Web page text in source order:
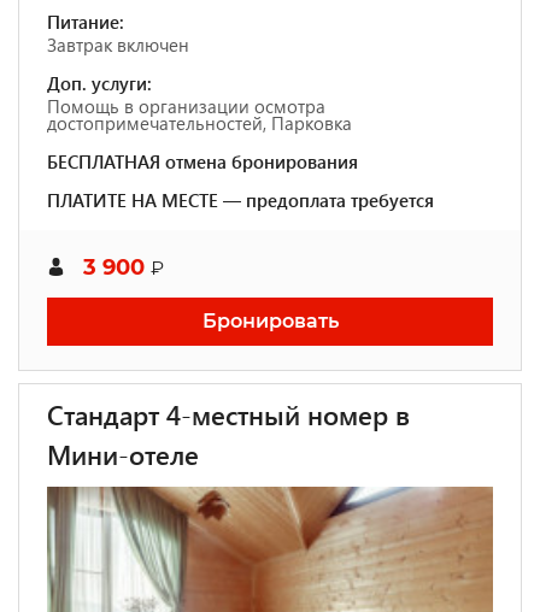
Питание:
Завтрак включен
Доп. услуги:
Помощь в организации осмотра
достопримечательностей, Парковка
БЕСПЛАТНАЯ отмена бронирования
ПЛАТИТЕ НА МЕСТЕ — предоплата требуется
3 900 ₽
Бронировать
Стандарт 4-местный номер в
Мини-отеле